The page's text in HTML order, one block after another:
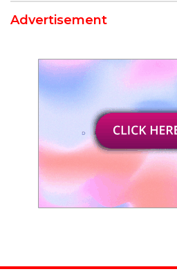
Advertisement